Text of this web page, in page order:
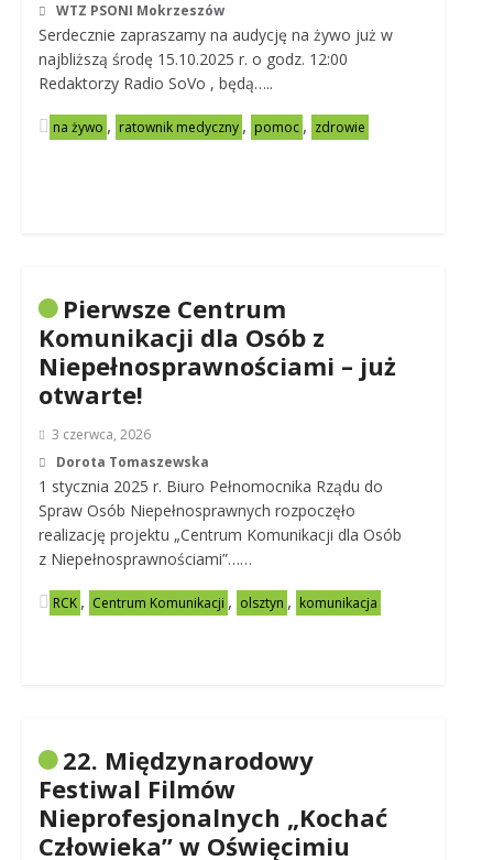
WTZ PSONI Mokrzeszów
Serdecznie zapraszamy na audycję na żywo już w
najbliższą środę 15.10.2025 r. o godz. 12:00
Redaktorzy Radio SoVo , będą…..
na żywo , ratownik medyczny , pomoc , zdrowie
Pierwsze Centrum
Komunikacji dla Osób z
Niepełnosprawnościami – już
otwarte!
3 czerwca, 2026
Dorota Tomaszewska
1 stycznia 2025 r. Biuro Pełnomocnika Rządu do
Spraw Osób Niepełnosprawnych rozpoczęło
realizację projektu „Centrum Komunikacji dla Osób
z Niepełnosprawnościami”……
RCK , Centrum Komunikacji , olsztyn , komunikacja
22. Międzynarodowy
Festiwal Filmów
Nieprofesjonalnych „Kochać
Człowieka” w Oświęcimiu